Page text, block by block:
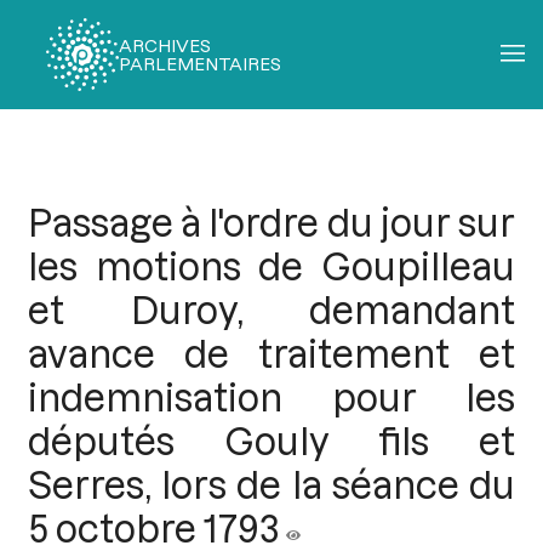
ARCHIVES
PARLEMENTAIRES
Passage à l'ordre du jour sur
les motions de Goupilleau
et Duroy, demandant
avance de traitement et
indemnisation pour les
députés Gouly fils et
Serres, lors de la séance du
5 octobre 1793